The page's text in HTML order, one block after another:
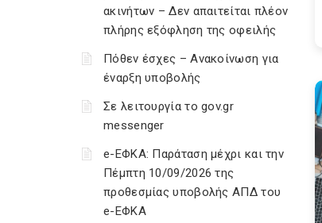
ακινήτων – Δεν απαιτείται πλέον
πλήρης εξόφληση της οφειλής
Πόθεν έσχες – Ανακοίνωση για
έναρξη υποβολής
Σε λειτουργία το gov.gr
messenger
e-ΕΦΚΑ: Παράταση μέχρι και την
Πέμπτη 10/09/2026 της
προθεσμίας υποβολής ΑΠΔ του
e-ΕΦΚΑ